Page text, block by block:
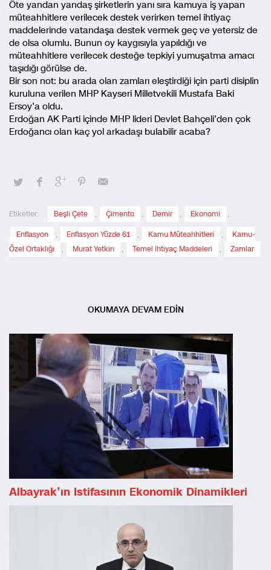
Öte yandan yandaş şirketlerin yanı sıra kamuya iş yapan
müteahhitlere verilecek destek verirken temel ihtiyaç
maddelerinde vatandaşa destek vermek geç ve yetersiz de
de olsa olumlu. Bunun oy kaygısıyla yapıldığı ve
müteahhitlere verilecek desteğe tepkiyi yumuşatma amacı
taşıdığı görülse de.
Bir son not: bu arada olan zamları eleştirdiği için parti disiplin
kuruluna verilen MHP Kayseri Milletvekili Mustafa Baki
Ersoy’a oldu.
Erdoğan AK Parti içinde MHP lideri Devlet Bahçeli’den çok
Erdoğancı olan kaç yol arkadaşı bulabilir acaba?
Etiketler: Beşli Çete , Çimento , Demir , Ekonomi ,
Enflasyon , Enflasyon Yüzde 61 , Kamu Müteahhitleri ,
Kamu-
Özel Ortaklığı
, Murat Yetkin , Temel Ihtiyaç Maddeleri , Zamlar
OKUMAYA DEVAM EDİN
Albayrak’ın Istifasının Ekonomik Dinamikleri